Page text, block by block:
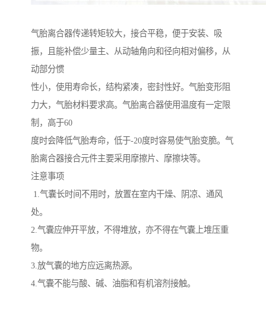
气胎离合器传递转矩较大，接合平稳，便于安装、吸
振，且能补偿少量主、从动轴角向和径向相对偏移，从
动部分惯
性小，使用寿命长，结构紧凑，密封性好。气胎变形阻
力大，气胎材料要求高。气胎离合器使用温度有一定限
制，高于60
度时会降低气胎寿命，低于-20度时容易使气胎变脆。气
胎离合器接合元件主要采用摩擦片、摩擦块等。
注意事项
1.气囊长时间不用时，放置在室内干燥、阴凉、通风
处。
2.气囊应伸开平放，不得堆放，亦不得在气囊上堆压重
物。
3.放气囊的地方应远离热源。
4.气囊不能与酸、碱、油脂和有机溶剂接触。